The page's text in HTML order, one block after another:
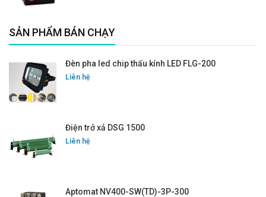
SẢN PHẨM BÁN CHẠY
Đèn pha led chip thấu kính LED FLG-200
Liên hệ
Điện trở xả DSG 1500
Liên hệ
Aptomat NV400-SW(TD)-3P-300